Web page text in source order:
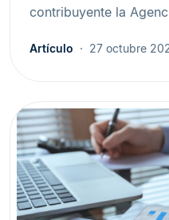
contribuyente la
Artículo 27 octubre